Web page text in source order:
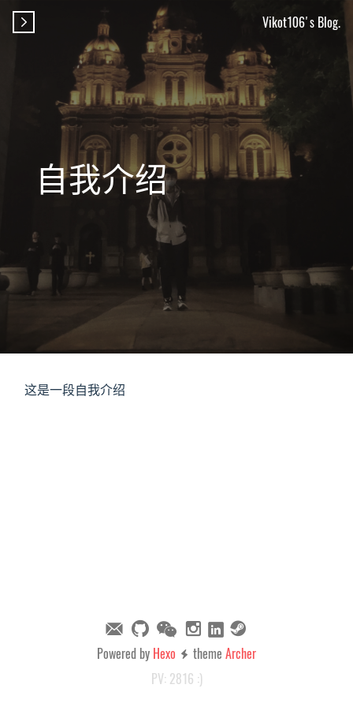
 Vikot106's Blog.
自我介绍
这是一段自我介绍
Powered by Hexo  themeArcher
PV: 2816 :)